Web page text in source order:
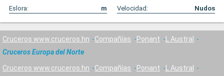
Eslora:
m Velocidad: Nudos
Cruceros www.cruceros.hn Compañías Ponant
L Austral
Cruceros Europa del Norte
Cruceros www.cruceros.hn Compañías Ponant
L Austral